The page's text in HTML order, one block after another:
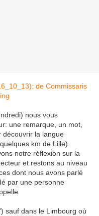
nous vous
une remarque, un mot,
découvrir la langue
km de Lille).
notre réflexion sur la
et restons au niveau
dont nous avons parlé
par une personne
sauf dans le Limbourg où